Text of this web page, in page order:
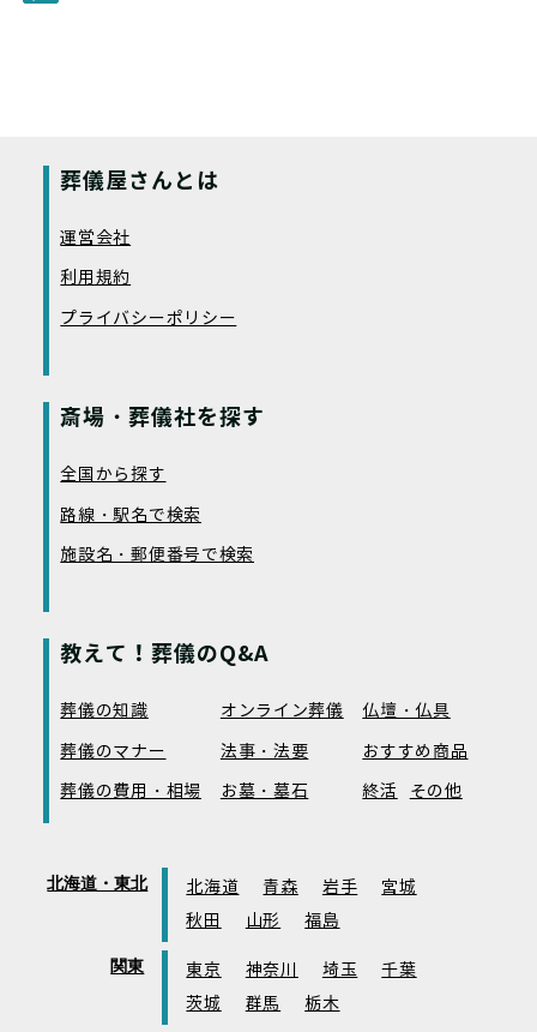
葬儀屋さんとは
運営会社
利用規約
プライバシーポリシー
斎場・葬儀社を探す
全国から探す
路線・駅名で検索
施設名・郵便番号で検索
教えて！葬儀のQ&A
葬儀の知識 オンライン葬儀
仏壇・仏具
葬儀のマナー
法事・法要
おすすめ商品
葬儀の費用・相場
お墓・墓石 終活 その他
北海道・東北 北海道 青森 岩手
宮城
秋田
山形 福島
関東 東京 神奈川 埼玉
千葉
茨城
群馬 栃木